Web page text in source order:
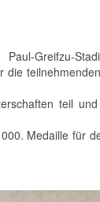
Greifzu-
teil
Medaille für